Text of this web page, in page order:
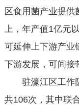
区食用菌产业提供
上，年产值1亿元
可延伸上下游产业
下游发展，可间接
驻濠江区工作队
共106次，其中联